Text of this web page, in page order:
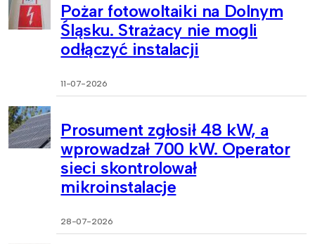
Pożar fotowoltaiki na Dolnym
Śląsku. Strażacy nie mogli
odłączyć instalacji
11-07-2026
Prosument zgłosił 48 kW, a
wprowadzał 700 kW. Operator
sieci skontrolował
mikroinstalacje
28-07-2026